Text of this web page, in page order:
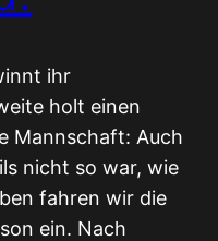
ihr
holt einen
Mannschaft: Auch
nicht so war, wie
fahren wir die
ein. Nach